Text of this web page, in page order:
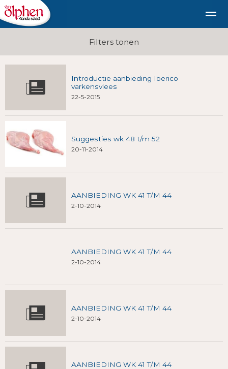
duurzaam diervriendelijk vlees uit de
Shop Nieuws Bellen E-mail
Filters tonen
Introductie aanbieding Iberico
varkensvlees
22-5-2015
Suggesties wk 48 t/m 52
20-11-2014
AANBIEDING WK 41 T/M 44
2-10-2014
AANBIEDING WK 41 T/M 44
2-10-2014
AANBIEDING WK 41 T/M 44
2-10-2014
AANBIEDING WK 41 T/M 44